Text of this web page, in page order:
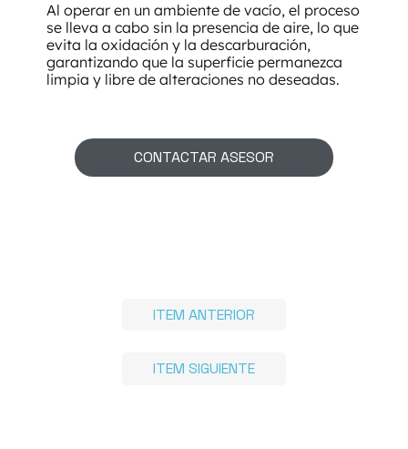
ITEM ANTERIOR
ITEM SIGUIENTE
Al operar en un ambiente de vacío, el proceso
se lleva a cabo sin la presencia de aire, lo que
evita la oxidación y la descarburación,
garantizando que la superficie permanezca
limpia y libre de alteraciones no deseadas.
CONTACTAR ASESOR